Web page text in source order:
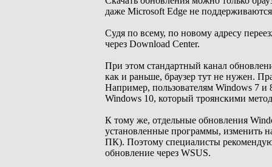
даже Microsoft Edge не
Судя по всему, по новому адресу
через Download Center.
При этом стандартный канал
как и раньше, браузер тут не нужен.
Например, пользователям Windows 7 и
Windows 10, который троянскими
К тому же, отдельные обновления
установленные программы, изменить
ПК). Поэтому специалисты
обновление через WSUS.